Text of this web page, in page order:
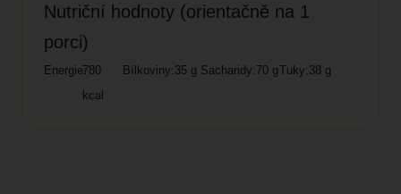
Nutriční hodnoty (orientačně na 1
porci)
Energie:780
kcal
Bílkoviny: 35 g Sacharidy: 70 gTuky: 38 g